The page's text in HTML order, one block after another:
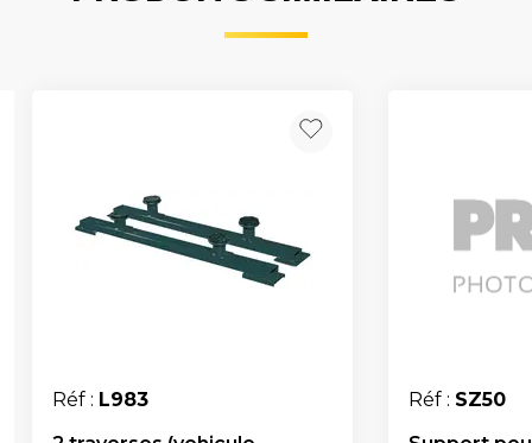
Réf : L983
Réf : SZ50